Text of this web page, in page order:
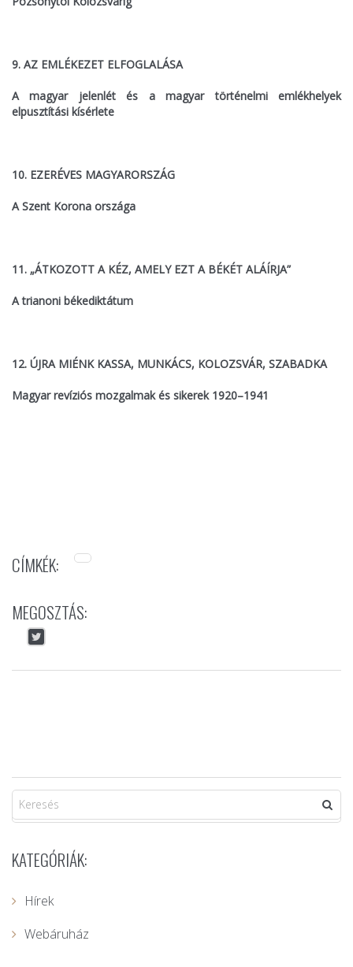
9. AZ EMLÉKEZET ELFOGLALÁSA
A magyar jelenlét és a magyar történelmi emlékhelyek
elpusztítási kísérlete
10. EZERÉVES MAGYARORSZÁG
A Szent Korona országa
11. „ÁTKOZOTT A KÉZ, AMELY EZT A BÉKÉT ALÁÍRJA”
A trianoni békediktátum
12. ÚJRA MIÉNK KASSA, MUNKÁCS, KOLOZSVÁR, SZABADKA
Magyar revíziós mozgalmak és sikerek 1920–1941
CÍMKÉK:
MEGOSZTÁS:
KATEGÓRIÁK:
Hírek
Webáruház